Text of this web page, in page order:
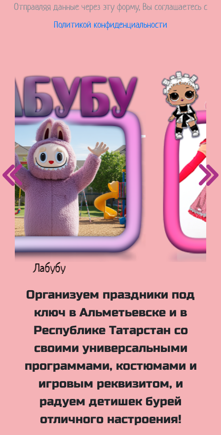
Отправляя данные через эту форму, Вы соглашаетесь с
Политикой конфиденциальности
Организуем праздники под
ключ в Альметьевске и в
Республике Татарстан со
своими универсальными
программами, костюмами и
игровым реквизитом, и
радуем детишек бурей
отличного настроения!